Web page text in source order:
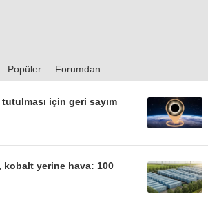
Popüler Forumdan
için geri sayım
kobalt yerine hava: 100